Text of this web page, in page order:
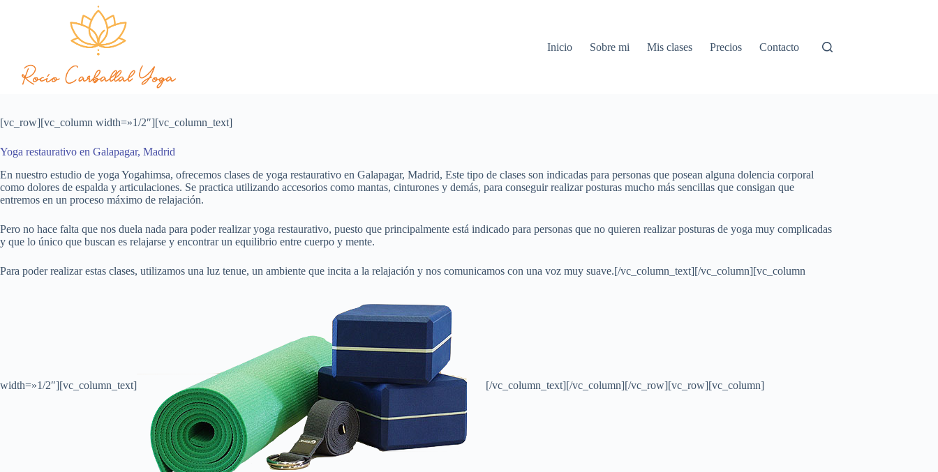
Inicio Sobre mi Mis clases Precios Contacto
[vc_row][vc_column width=»1/2″][vc_column_text]
Yoga restaurativo en Galapagar, Madrid
En nuestro estudio de yoga Yogahimsa, ofrecemos clases de yoga restaurativo en Galapagar, Madrid, Este tipo de clases son indicadas para personas que posean alguna dolencia corporal
como dolores de espalda y articulaciones. Se practica utilizando accesorios como mantas, cinturones y demás, para conseguir realizar posturas mucho más sencillas que consigan que
entremos en un proceso máximo de relajación.
Pero no hace falta que nos duela nada para poder realizar yoga restaurativo, puesto que principalmente está indicado para personas que no quieren realizar posturas de yoga muy complicadas
y que lo único que buscan es relajarse y encontrar un equilibrio entre cuerpo y mente.
Para poder realizar estas clases, utilizamos una luz tenue, un ambiente que incita a la relajación y nos comunicamos con una voz muy suave.[/vc_column_text][/vc_column][vc_column
width=»1/2″][vc_column_text] [/vc_column_text][/vc_column][/vc_row][vc_row][vc_column]